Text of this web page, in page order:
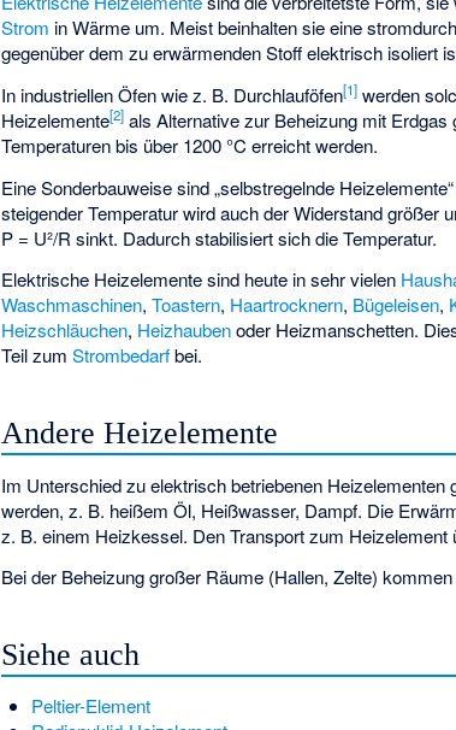
Strom in Wärme um. Meist beinhalten sie eine
gegenüber dem zu erwärmenden Stoff elektrisch isoliert
In industriellen Öfen wie z. B. Durchlauföfen[1] werden
Heizelemente[2] als Alternative zur Beheizung mit Erdgas
Temperaturen bis über 1200 °C erreicht werden.
Eine Sonderbauweise sind „selbstregelnde
steigender Temperatur wird auch der Widerstand größer
P = U²/R sinkt. Dadurch stabilisiert sich die Temperatur.
Elektrische Heizelemente sind heute in sehr vielen
Waschmaschinen,Toastern, Haartrocknern, Bügeleisen,
Heizschläuchen, Heizhaubenoder Heizmanschetten.
Teil zumStrombedarfbei.
Andere Heizelemente
Im Unterschied zu elektrisch betriebenen
werden, z. B. heißem Öl, Heißwasser, Dampf. Die
z. B. einem Heizkessel. Den Transport zum
Bei der Beheizung großer Räume (Hallen, Zelte)
Siehe auch
Peltier-Element